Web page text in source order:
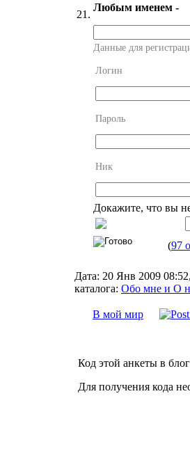
21.
Любым именем -
Данные для
Логин
Пароль
Ник
Докажите, что вы
(97
Дата: 20 Янв 2009
каталога: Обо мне и О
В мой мир
Код этой анкеты в блог
Для получения кода